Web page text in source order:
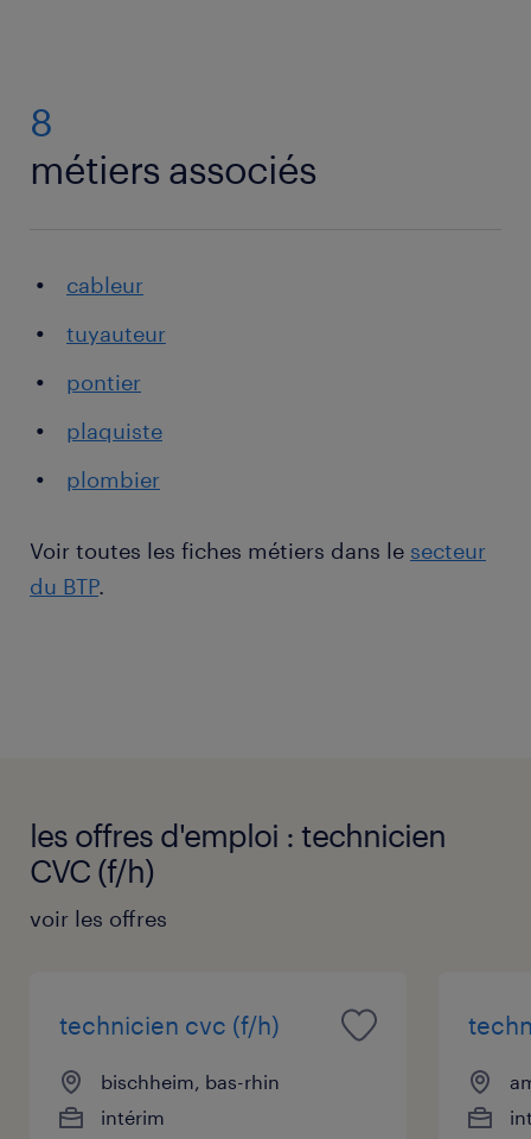
8
métiers associés
cableur
tuyauteur
pontier
plaquiste
plombier
Voir toutes les fiches métiers dans le secteur
du BTP.
les offres d'emploi : technicien
CVC (f/h)
voir les offres
technicien cvc (f/h)
bischheim, bas-rhin
intérim